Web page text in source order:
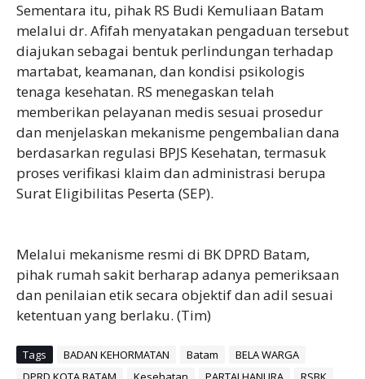
‎Sementara itu, pihak RS Budi Kemuliaan Batam
melalui dr. Afifah menyatakan pengaduan tersebut
diajukan sebagai bentuk perlindungan terhadap
martabat, keamanan, dan kondisi psikologis
tenaga kesehatan. RS menegaskan telah
memberikan pelayanan medis sesuai prosedur
dan menjelaskan mekanisme pengembalian dana
berdasarkan regulasi BPJS Kesehatan, termasuk
proses verifikasi klaim dan administrasi berupa
Surat Eligibilitas Peserta (SEP).
‎Melalui mekanisme resmi di BK DPRD Batam,
pihak rumah sakit berharap adanya pemeriksaan
dan penilaian etik secara objektif dan adil sesuai
ketentuan yang berlaku. (Tim)
Tags BADAN KEHORMATAN Batam
BELA WARGA